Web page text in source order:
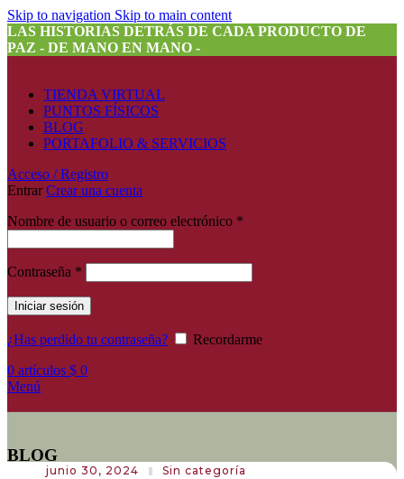
Skip to navigation Skip to main content
LAS HISTORIAS DETRÁS DE CADA PRODUCTO DE
PAZ - DE MANO EN MANO -
TIENDA VIRTUAL
PUNTOS FÍSICOS
BLOG
PORTAFOLIO & SERVICIOS
Acceso / Registro
EntrarCrear una cuenta
Nombre de usuario o correo electrónico *
Contraseña *
Iniciar sesión
¿Has perdido tu contraseña?
Recordarme
0 artículos $ 0
Menú
BLOG
junio 30, 2024 Sin categoría